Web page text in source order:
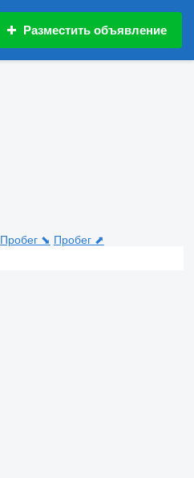
Разместить объявление
Пробег ⬊ Пробег ⬈